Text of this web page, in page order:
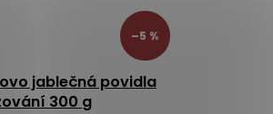
–5 %
jablečná povidla
300 g